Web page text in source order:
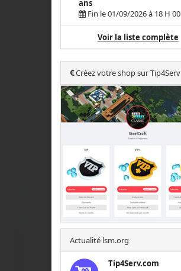
ans
Fin le 01/09/2026 à 18 H 00
Voir la liste complète
Créez votre shop sur Tip4Serv
Actualité lsm.org
Tip4Serv.com